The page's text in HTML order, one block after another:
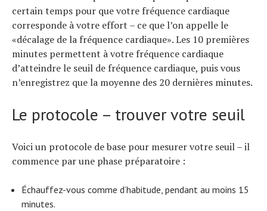
certain temps pour que votre fréquence cardiaque
corresponde à votre effort – ce que l’on appelle le
«décalage de la fréquence cardiaque». Les 10 premières
minutes permettent à votre fréquence cardiaque
d’atteindre le seuil de fréquence cardiaque, puis vous
n’enregistrez que la moyenne des 20 dernières minutes.
Le protocole – trouver votre seuil
Voici un protocole de base pour mesurer votre seuil – il
commence par une phase préparatoire :
Échauffez-vous comme d’habitude, pendant au moins 15
minutes.